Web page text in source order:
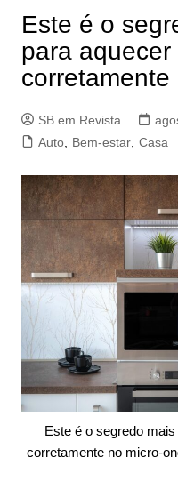
Este é o
para aquecer
SB em Revista
Auto, Bem-estar, Casa
Este é o segredo
corretamente no micro-